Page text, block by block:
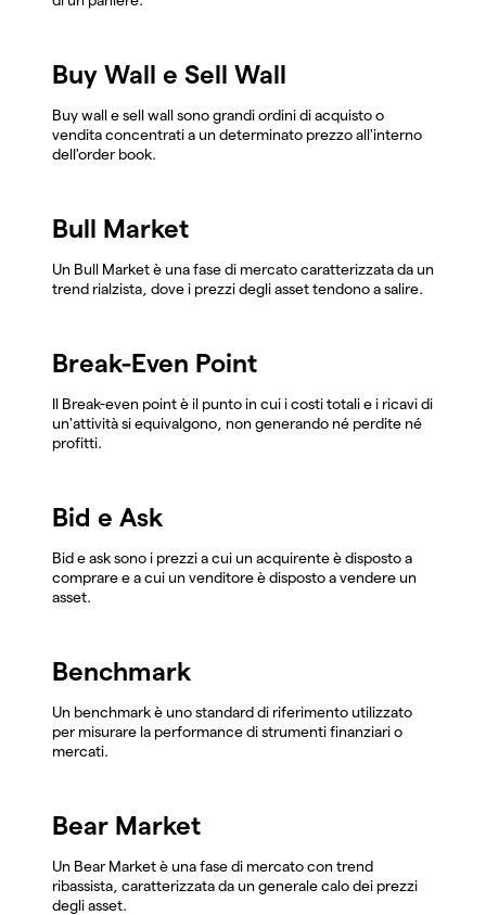
Buy Wall e Sell Wall
Buy wall e sell wall sono grandi ordini di acquisto o
vendita concentrati a un determinato prezzo all'interno
dell'order book.
Bull Market
Un Bull Market è una fase di mercato caratterizzata da un
trend rialzista, dove i prezzi degli asset tendono a salire.
Break-Even Point
Il Break-even point è il punto in cui i costi totali e i ricavi di
un'attività si equivalgono, non generando né perdite né
profitti.
Bid e Ask
Bid e ask sono i prezzi a cui un acquirente è disposto a
comprare e a cui un venditore è disposto a vendere un
asset.
Benchmark
Un benchmark è uno standard di riferimento utilizzato
per misurare la performance di strumenti finanziari o
mercati.
Bear Market
Un Bear Market è una fase di mercato con trend
ribassista, caratterizzata da un generale calo dei prezzi
degli asset.